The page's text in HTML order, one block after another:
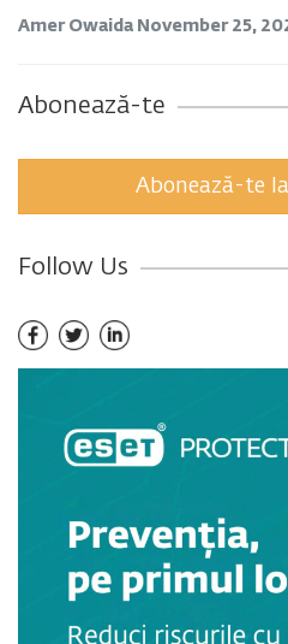
Amer Owaida November 25,
Abonează-te
Abonează-te
Follow Us